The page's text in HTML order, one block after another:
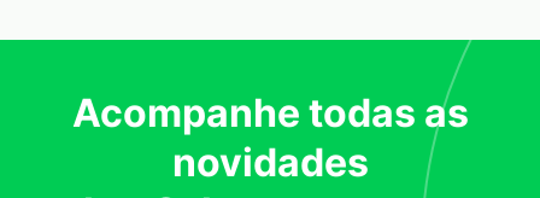
Acompanhe todas as
novidades